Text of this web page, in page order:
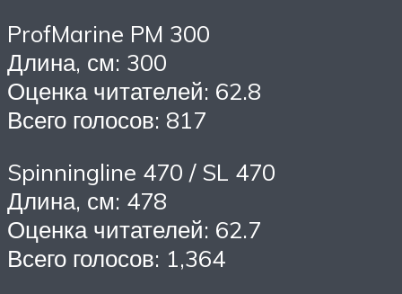
ProfMarine PM 300
Длина, см: 300
Оценка читателей: 62.8
Всего голосов: 817
Spinningline 470 / SL 470
Длина, см: 478
Оценка читателей: 62.7
Всего голосов: 1,364